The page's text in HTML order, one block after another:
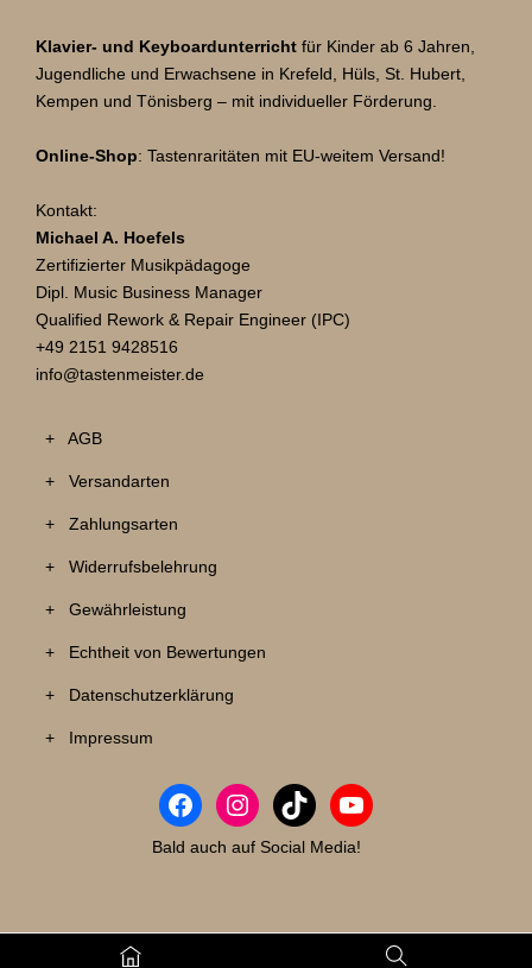
Klavier- und Keyboardunterricht für Kinder ab 6 Jahren,
Jugendliche und Erwachsene in Krefeld, Hüls, St. Hubert,
Kempen und Tönisberg – mit individueller Förderung.
Online-Shop: Tastenraritäten mit EU-weitem Versand!
Kontakt:
Michael A. Hoefels
Zertifizierter Musikpädagoge
Dipl. Music Business Manager
Qualified Rework & Repair Engineer (IPC)
+49 2151 9428516
info@tastenmeister.de
+ AGB
+ Versandarten
+ Zahlungsarten
+ Widerrufsbelehrung
+ Gewährleistung
+ Echtheit von Bewertungen
+ Datenschutzerklärung
+ Impressum
Bald auch auf Social Media!